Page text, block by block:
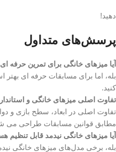
دهید!
پرسش‌های متداول
آیا میزهای خانگی برای تمرین حرفه‌
بله، اما برای مسابقات حرفه‌ ای بهتر
کنید.
تفاوت اصلی میزهای خانگی و
تفاوت اصلی در ابعاد، سطح بازی و
مطابق قوانین مسابقات طراحی می‌
آیا میزهای خانگی نیدمد قابل تنظیم
بله، برخی مدل‌های میزهای خانگی